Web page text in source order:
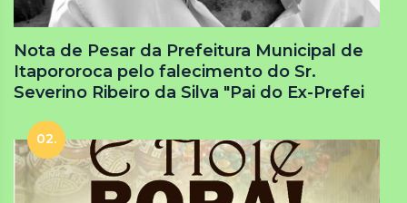
Nota de Pesar da Prefeitura Municipal de
Itapororoca pelo falecimento do Sr.
Severino Ribeiro da Silva "Pai do Ex-Prefei
02.